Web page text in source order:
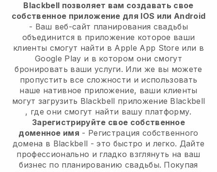
Blackbell позволяет вам создавать свое
собственное приложение для IOS или Android
- Ваш веб-сайт планирования свадьбы
объединится в приложение которое ваши
клиенты смогут найти в Apple App Store или в
Google Play и в котором они смогут
бронировать ваши услуги. Или же вы можете
пропустить все сложности и использовать
наше нативное приложение, ваши клиенты
могут загрузить Blackbell приложение Blackbell
, где они смогут найти вашу платформу.
Зарегистрируйте свое собственное
доменное имя - Регистрация собственного
домена в Blackbell - это быстро и легко. Дайте
профессионально и гладко взглянуть на ваш
бизнес по планированию свадьбы. Покупая